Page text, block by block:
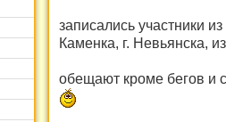
записались участники
Каменка, г. Невьянска,
обещают кроме бегов и